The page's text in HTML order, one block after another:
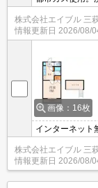
トへ270m。初
円。
株式会社エイブル 三
情報更新日 2026/08/
画像：16枚
インターネット
期費用3万円以
株式会社エイブル 三
情報更新日 2026/08/